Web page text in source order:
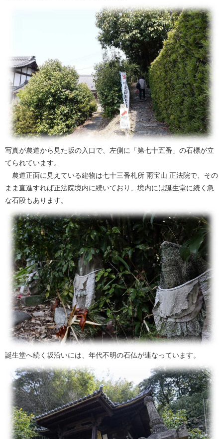
写真が農道から見た坂の入口で、左側に「第七十五番」の石標が立
てられています。
農道正面に見えている建物は七十三番札所 雨宝山 正法院で、その
まま直進すれば正法院境内に続いており、境内には誕生堂に続く急
な石段もあります。
誕生堂へ続く坂沿いには、年代不明の石仏が連なっています。